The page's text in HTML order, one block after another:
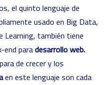
el quinto lenguaje de
usado en Big Data,
Learning, también tiene
end paradesarrollo web.
de crecer y los
en este lenguaje son cada